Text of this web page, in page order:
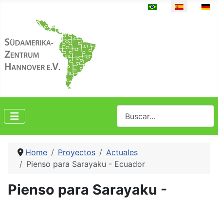
Home Proyectos
Actuales
Pienso para Sarayaku - Ecuador
Pienso para Sarayaku -